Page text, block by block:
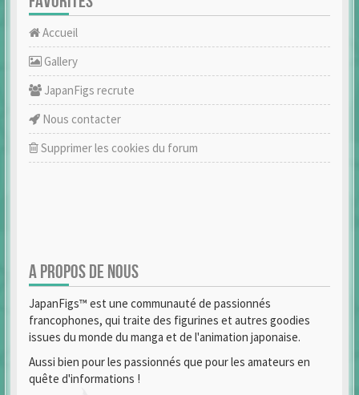
Accueil
Gallery
JapanFigs recrute
Nous contacter
Supprimer les cookies du forum
A PROPOS DE NOUS
JapanFigs™ est une communauté de passionnés
francophones, qui traite des figurines et autres goodies
issues du monde du manga et de l'animation japonaise.
Aussi bien pour les passionnés que pour les amateurs en
quête d'informations !